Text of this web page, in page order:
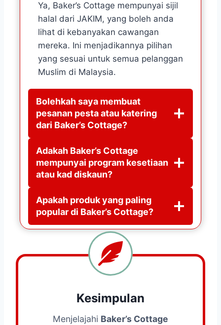
Ya, Baker’s Cottage mempunyai sijil
halal dari JAKIM, yang boleh anda
lihat di kebanyakan cawangan
mereka. Ini menjadikannya pilihan
yang sesuai untuk semua pelanggan
Muslim di Malaysia.
Bolehkah saya membuat
pesanan pesta atau katering
dari Baker’s Cottage?
Adakah Baker’s Cottage
mempunyai program kesetiaan
atau kad diskaun?
Apakah produk yang paling
popular di Baker’s Cottage?
Kesimpulan
Menjelajahi Baker’s Cottage